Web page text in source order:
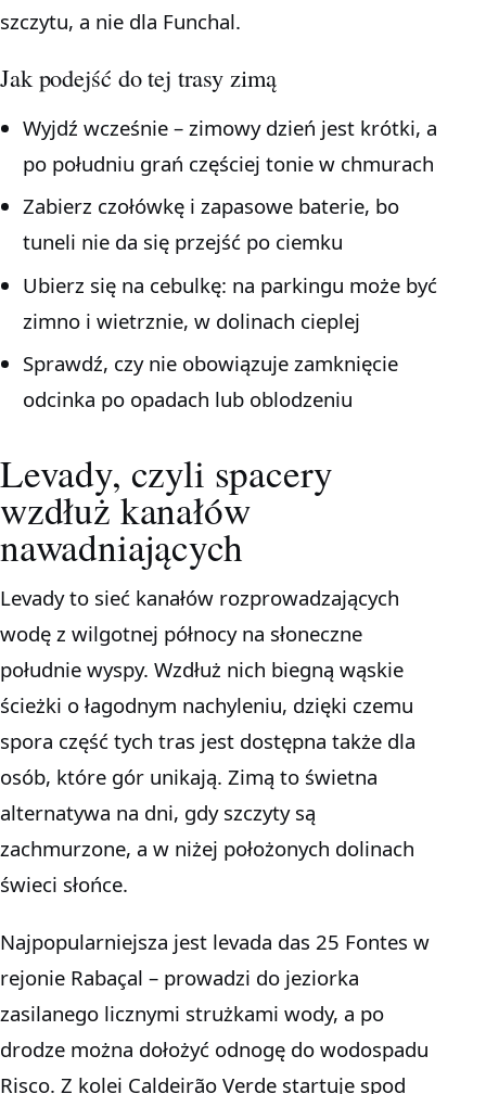
szczytu, a nie dla Funchal.
Jak podejść do tej trasy zimą
Wyjdź wcześnie – zimowy dzień jest krótki, a
po południu grań częściej tonie w chmurach
Zabierz czołówkę i zapasowe baterie, bo
tuneli nie da się przejść po ciemku
Ubierz się na cebulkę: na parkingu może być
zimno i wietrznie, w dolinach cieplej
Sprawdź, czy nie obowiązuje zamknięcie
odcinka po opadach lub oblodzeniu
Levady, czyli spacery
wzdłuż kanałów
nawadniających
Levady to sieć kanałów rozprowadzających
wodę z wilgotnej północy na słoneczne
południe wyspy. Wzdłuż nich biegną wąskie
ścieżki o łagodnym nachyleniu, dzięki czemu
spora część tych tras jest dostępna także dla
osób, które gór unikają. Zimą to świetna
alternatywa na dni, gdy szczyty są
zachmurzone, a w niżej położonych dolinach
świeci słońce.
Najpopularniejsza jest levada das 25 Fontes w
rejonie Rabaçal – prowadzi do jeziorka
zasilanego licznymi strużkami wody, a po
drodze można dołożyć odnogę do wodospadu
Risco. Z kolei Caldeirão Verde startuje spod